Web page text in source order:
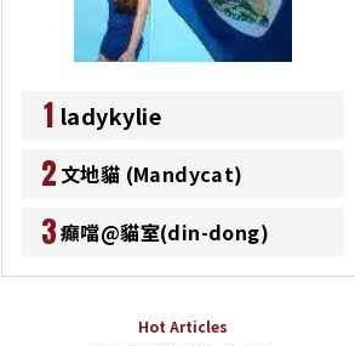
1 ladykylie
2 文地貓 (Mandycat)
3癲噹@貓室(din-dong)
Hot Articles